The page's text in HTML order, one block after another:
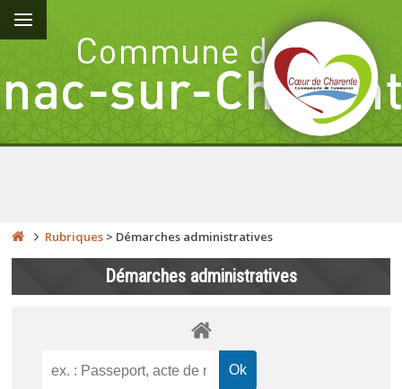
Rubriques > Démarches administratives
Démarches administratives